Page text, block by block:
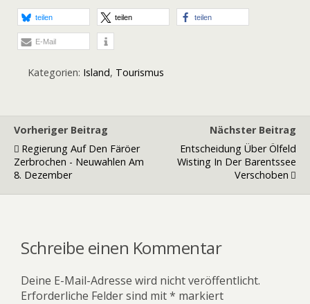
teilen teilen teilen
E-Mail
Kategorien: Island, Tourismus
Vorheriger Beitrag
Regierung Auf Den Färöer
Zerbrochen - Neuwahlen Am
8. Dezember
Nächster Beitrag
Entscheidung Über Ölfeld
Wisting In Der Barentssee
Verschoben
Schreibe einen Kommentar
Deine E-Mail-Adresse wird nicht veröffentlicht.
Erforderliche Felder sind mit* markiert